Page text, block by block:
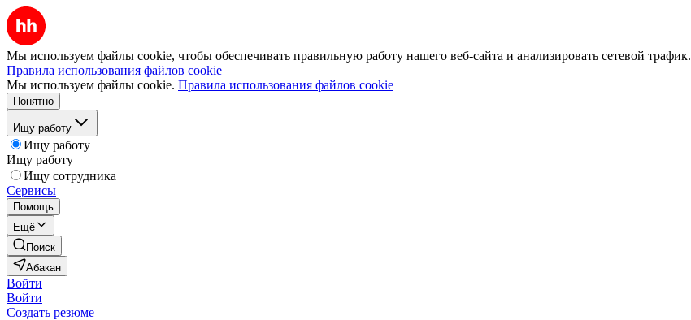
Мы используем файлы cookie, чтобы обеспечивать правильную работу нашего веб-сайта и анализировать сетевой трафик.
Правила использования файлов cookie
Мы используем файлы cookie. Правила использования файлов cookie
Понятно
Ищу работу
Ищу работу
Ищу работу
Ищу сотрудника
Сервисы
Помощь
Ещё
Поиск
Абакан
Войти
Войти
Создать резюме